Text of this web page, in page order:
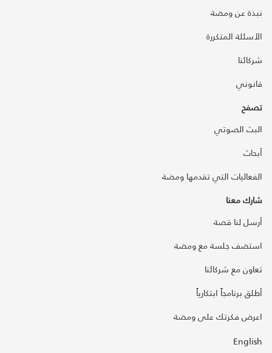
نبذة عن ومضة
الأسئلة المتكررة
شركائنا
قانوني
تصفح
البث الصوتي
أبحاث
الفعاليات التي تقدمها ومضة
شارك معنا
أرسل لنا قصة
استضف جلسة مع ومضة
تعاون مع شركائنا
أطلق برنامجاً ابتكارياً
اعرض فكرتك على ومضة
English